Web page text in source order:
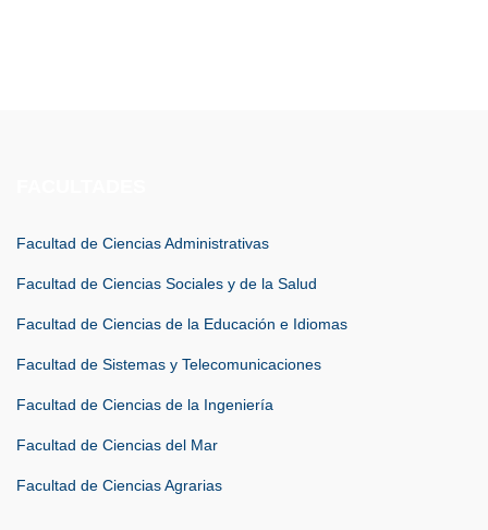
Facultad de Ciencias Administrativas
Facultad de Ciencias Sociales y de la Salud
Facultad de Ciencias de la Educación e Idiomas
Facultad de Sistemas y Telecomunicaciones
Facultad de Ciencias de la Ingeniería
Facultad de Ciencias del Mar
Facultad de Ciencias Agrarias